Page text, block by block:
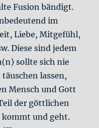
Fusion bändigt.
im
Liebe, Mitgefühl,
Diese sind jedem
sollte sich nie
lassen,
Mensch und Gott
der göttlichen
kommt und geht.